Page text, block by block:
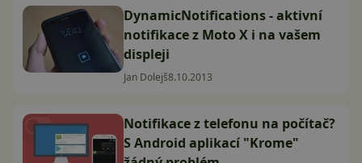
DynamicNotifications - aktivní
notifikace z Moto X i na vašem
displeji
Jan Dolejš8.10.2013
Notifikace z telefonu na počítač?
S Android aplikací "Krome"